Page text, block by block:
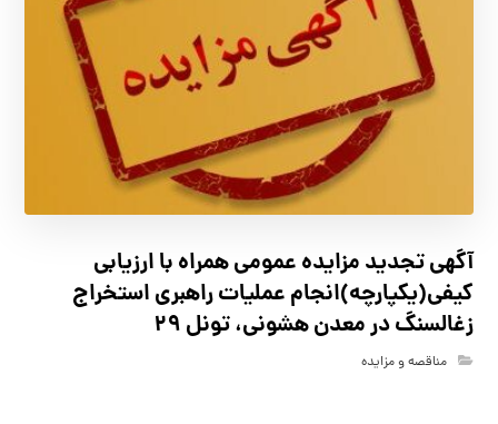
آگهي تجدید مزايده عمومی همراه با ارزیابی
کیفی(یکپارچه)انجام عملیات راهبری استخراج
زغالسنگ در معدن هشونی، تونل ۲۹
مناقصه و مزایده